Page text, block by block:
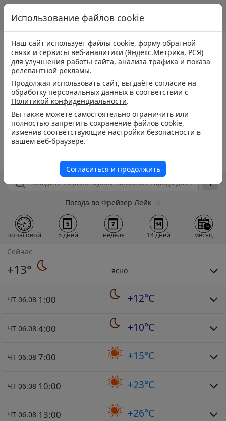
Погода во Фрейзер Лейк
почасовой 5 дней неделя 14 дней месяц
Сейчас
+13° ясно
ЧТ 06.08 1:00 +12°C
ЧТ 06.08 4:00 +10°C
ЧТ 06.08 7:00 +15°C
ЧТ 06.08 10:00 +23°C
ЧТ 06.08 13:00 +26°C
Использование файлов cookie
Наш сайт использует файлы cookie, форму обратной
связи и сервисы веб-аналитики (Яндекс.Метрика, РСЯ)
для улучшения работы сайта, анализа трафика и показа
релевантной рекламы.
Продолжая использовать сайт, вы даёте согласие на
обработку персональных данных в соответствии с
Политикой конфиденциальности.
Вы также можете самостоятельно ограничить или
полностью запретить сохранение файлов cookie,
изменив соответствующие настройки безопасности в
вашем веб-браузере.
Согласиться и продолжить